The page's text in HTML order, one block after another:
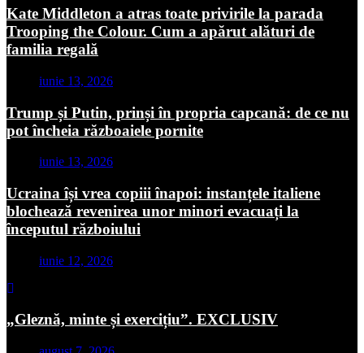
Kate Middleton a atras toate privirile la parada
Trooping the Colour. Cum a apărut alături de
familia regală
iunie 13, 2026
Trump și Putin, prinși în propria capcană: de ce nu
pot încheia războaiele pornite
iunie 13, 2026
Ucraina își vrea copiii înapoi: instanțele italiene
blochează revenirea unor minori evacuați la
începutul războiului
iunie 12, 2026
„Gleznă, minte și exercițiu”. EXCLUSIV